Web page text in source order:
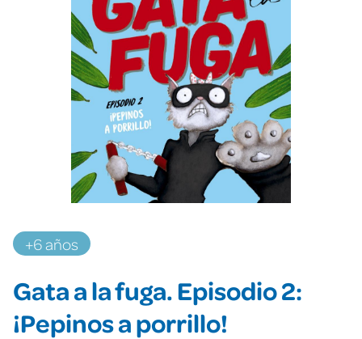
+6 años
Gata a la fuga. Episodio 2:
¡Pepinos a porrillo!